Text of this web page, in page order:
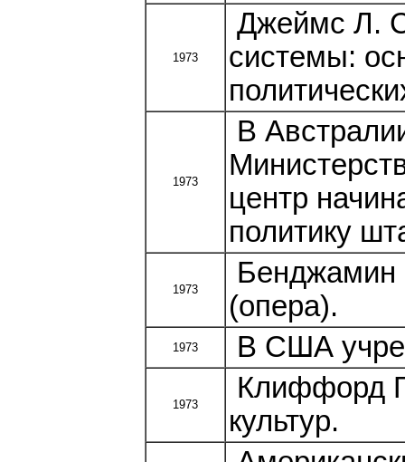
1973
Джеймс Л.
системы:
1973
В
центр
политику
1973
Бенджамин
(опера).
1973 В США
1973
Клиффорд
культур.